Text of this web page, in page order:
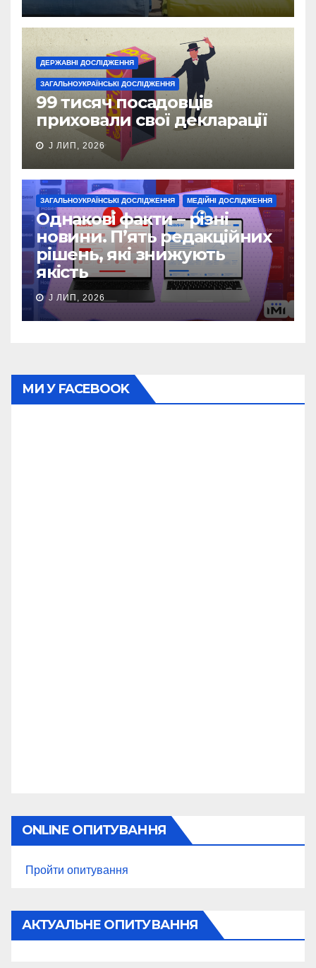
ДЕРЖАВНІ ДОСЛІДЖЕННЯ
ЗАГАЛЬНОУКРАЇНСЬКІ ДОСЛІДЖЕННЯ
99 тисяч посадовців
приховали свої декларації
J ЛИП, 2026
ЗАГАЛЬНОУКРАЇНСЬКІ ДОСЛІДЖЕННЯ МЕДІЙНІ ДОСЛІДЖЕННЯ
Однакові факти – різні
новини. П’ять редакційних
рішень, які знижують
якість
J ЛИП, 2026
МИ У FACEBOOK
ONLINE ОПИТУВАННЯ
Пройти опитування
АКТУАЛЬНЕ ОПИТУВАННЯ